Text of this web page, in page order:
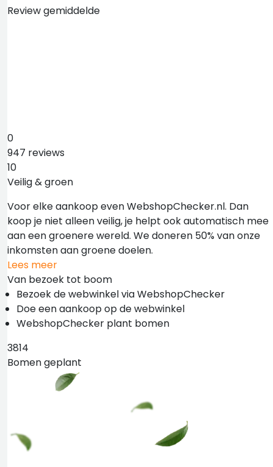
Review gemiddelde
0
947 reviews
10
Veilig & groen
Voor elke aankoop even WebshopChecker.nl. Dan
koop je niet alleen veilig, je helpt ook automatisch mee
aan een groenere wereld. We doneren 50% van onze
inkomsten aan groene doelen.
Lees meer
Van bezoek tot boom
Bezoek de webwinkel via WebshopChecker
Doe een aankoop op de webwinkel
WebshopChecker plant bomen
3814
Bomen geplant